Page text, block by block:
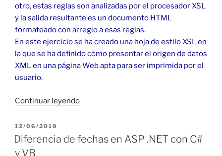
otro, estas reglas son analizadas por el procesador XSL
y la salida resultante es un documento HTML
formateado con arreglo a esas reglas.
En este ejercicio se ha creado una hoja de estilo XSL en
la que se ha definido cómo presentar el origen de datos
XML en una página Web apta para ser imprimida por el
usuario.
Continuar leyendo«Transformación
XSL
PUBLICADO
EL
12/06/2019
Diferencia de fechas en ASP .NET con C#
y VB